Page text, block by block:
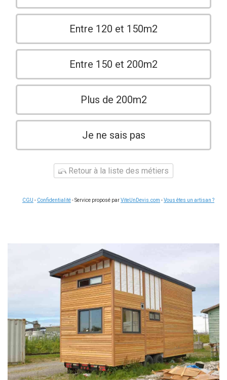
Entre 120 et 150m2
Entre 150 et 200m2
Plus de 200m2
Je ne sais pas
Retour à la liste des métiers
CGU - Confidentialité- Service proposé parViteUnDevis.com -Vous êtes un artisan ?